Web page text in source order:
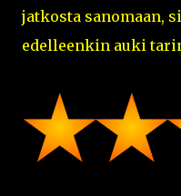
jatkosta sanomaan,
edelleenkin auki